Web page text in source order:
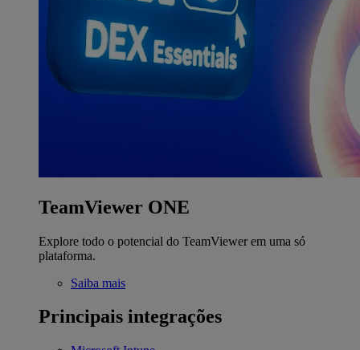
TeamViewer ONE
Explore todo o potencial do TeamViewer em uma só
plataforma.
Saiba mais
Principais integrações